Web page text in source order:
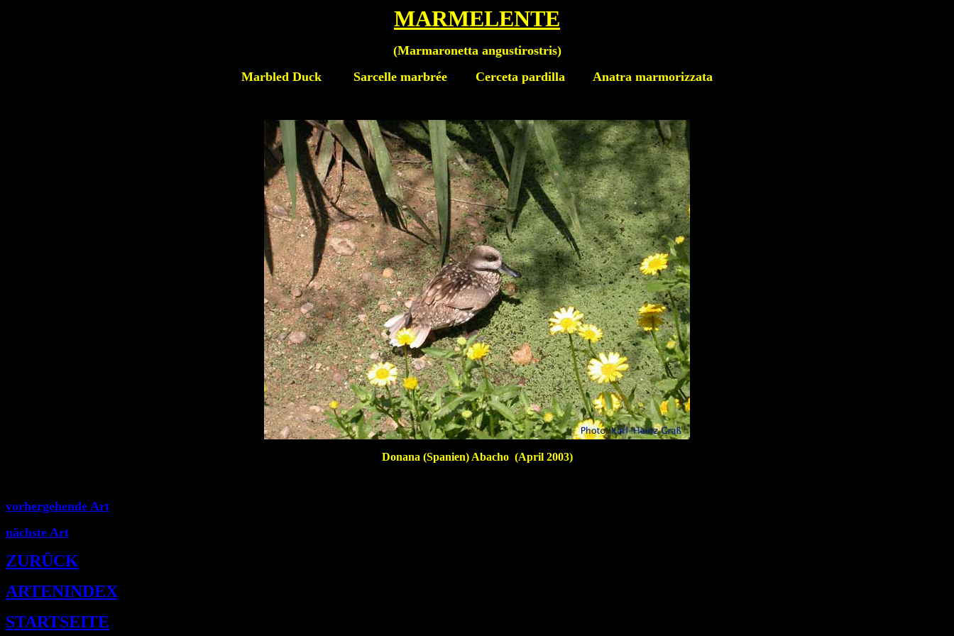
MARMELENTE
(Marmaronetta angustirostris)
Marbled Duck
Sarcelle marbrée Cerceta pardilla Anatra marmorizzata
Donana (Spanien) Abacho (April 2003)
vorhergehende Art
nächste Art
ZURÜCK
ARTENINDEX
STARTSEITE